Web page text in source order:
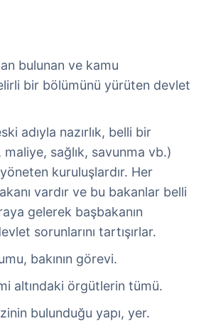
bulunan ve kamu
bir bölümünü yürüten devlet
adıyla nazırlık, belli bir
sağlık, savunma vb.)
kuruluşlardır. Her
vardır ve bu bakanlar belli
gelerek başbakanın
sorunlarını tartışırlar.
bakının görevi.
altındaki örgütlerin tümü.
bulunduğu yapı, yer.